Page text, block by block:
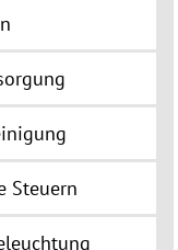
Steuern